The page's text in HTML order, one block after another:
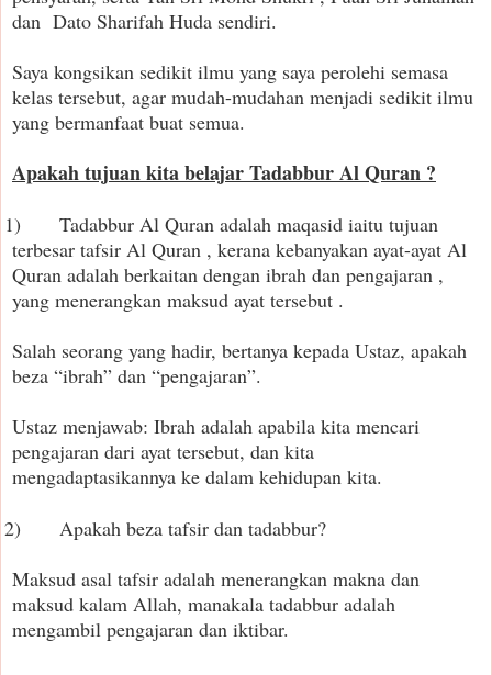
dan Dato Sharifah Huda sendiri.
Saya kongsikan sedikit ilmu yang saya perolehi semasa
kelas tersebut, agar mudah-mudahan menjadi sedikit ilmu
yang bermanfaat buat semua.
Apakah tujuan kita belajar Tadabbur Al Quran ?
Tadabbur Al Quran adalah maqasid iaitu tujuan
terbesar tafsir Al Quran , kerana kebanyakan ayat-ayat Al
Quran adalah berkaitan dengan ibrah dan pengajaran ,
yang menerangkan maksud ayat tersebut .
Salah seorang yang hadir, bertanya kepada Ustaz, apakah
beza “ibrah” dan “pengajaran”.
Ustaz menjawab: Ibrah adalah apabila kita mencari
pengajaran dari ayat tersebut, dan kita
mengadaptasikannya ke dalam kehidupan kita.
Apakah beza tafsir dan tadabbur?
Maksud asal tafsir adalah menerangkan makna dan
maksud kalam Allah, manakala tadabbur adalah
mengambil pengajaran dan iktibar.